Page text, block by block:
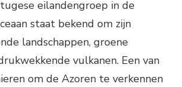
eilandengroep in de
staat bekend om zijn
landschappen, groene
vulkanen. Een van
om de Azoren te verkennen